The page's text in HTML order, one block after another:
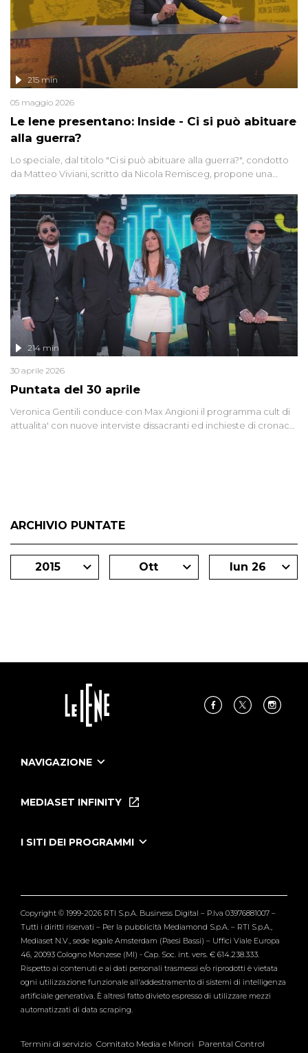
Le Iene presentano: Inside - Ci si può abituare
alla guerra?
215 min
05 maggio 2026
Lo speciale, dal titolo "Ci si può abituare alla guerra?", condotto
da Matteo Viviani, scritto da Nicola Remisceg, propone una
di settore - su quanto la guerra sia diventata una realtà pervasiva.
Anche se l'Italia non è direttamente coinvolta in conflitti armati, il
contesto globale rende impossibile considerarla un fenomeno
lontano.
Puntata del 30 aprile
214 min
30 aprile 2026
Veronica Gentili conduce con Max Angioni il programma cult di
attualita' con nuove interviste dissacranti ed inchieste di cronaca
ARCHIVIO PUNTATE
2015 Ott lun 26
NAVIGAZIONE
Le Iene Presentano Inside
Tutti i servizi
MEDIASET INFINITY
I SITI DEI PROGRAMMI
Verissimo
Copyright © 1999-2026 RTI S.p.A. Business Digital – P.Iva 03976881007 –
Tutti i diritti riservati – Per la pubblicità Mediamond S.p.A. – RTI S.p.A.,
Mediaset N.V., sede legale Amsterdam (Paesi Bassi) – Uffici Viale Europa
46, 20093 Cologno Monzese (MI) - Cap. Soc. int. vers. € 614.238.333.
Rispetto ai contenuti e ai dati personali trasmessi e/o riprodotti è vietata
ogni utilizzazione funzionale all'addestramento di sistemi di intelligenza
artificiale generativa. È altresì fatto divieto espresso di utilizzare mezzi
automatizzati di data scraping.
Termini di servizio Comitato Media e Minori Parental Control